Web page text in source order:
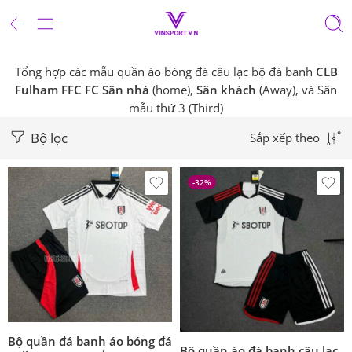
Tổng hợp các mẫu quần áo bóng đá câu lạc bộ đá banh CLB
Fulham FFC FC Sân nhà (home), Sân khách (Away), và Sân
mẫu thứ 3 (Third)
Bộ lọc Sắp xếp theo
Bộ quần đá banh áo bóng đá
-32%